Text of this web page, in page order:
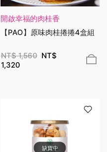
開啟幸福的肉桂香
【PAO】原味肉桂捲捲4盒組
NT$1,560 NT$
1,320
缺貨中